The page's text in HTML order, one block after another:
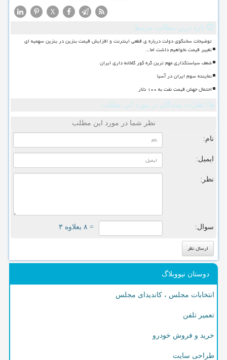
X
تازه ترین مطالب مرتبط
توضیحات سخنگوی دولت درباره ی قطعی اینترنت و افزایش قیمت بنزین در بنزین سهمیه ای
تغییر قیمت نخواهیم داشت اما...
ضعف سیاستگذاری مهم ترین گره کور گلخانه داری ایران
نماینده سوم ایران در آسیا
احتمال جهش قیمت نفت به ۱۰۰ دلار
نظرات بینندگان در مورد این مطلب
نظر شما در مورد این مطلب
نام:
ایمیل:
نظر:
سوال: = ۸ بعلاوه ۳
دوستان نیووبلاگ
انتخابات مجلس ، کاندیدای مجلس
تعمیر تلفن
خرید و فروش خودرو
طراحی سایت